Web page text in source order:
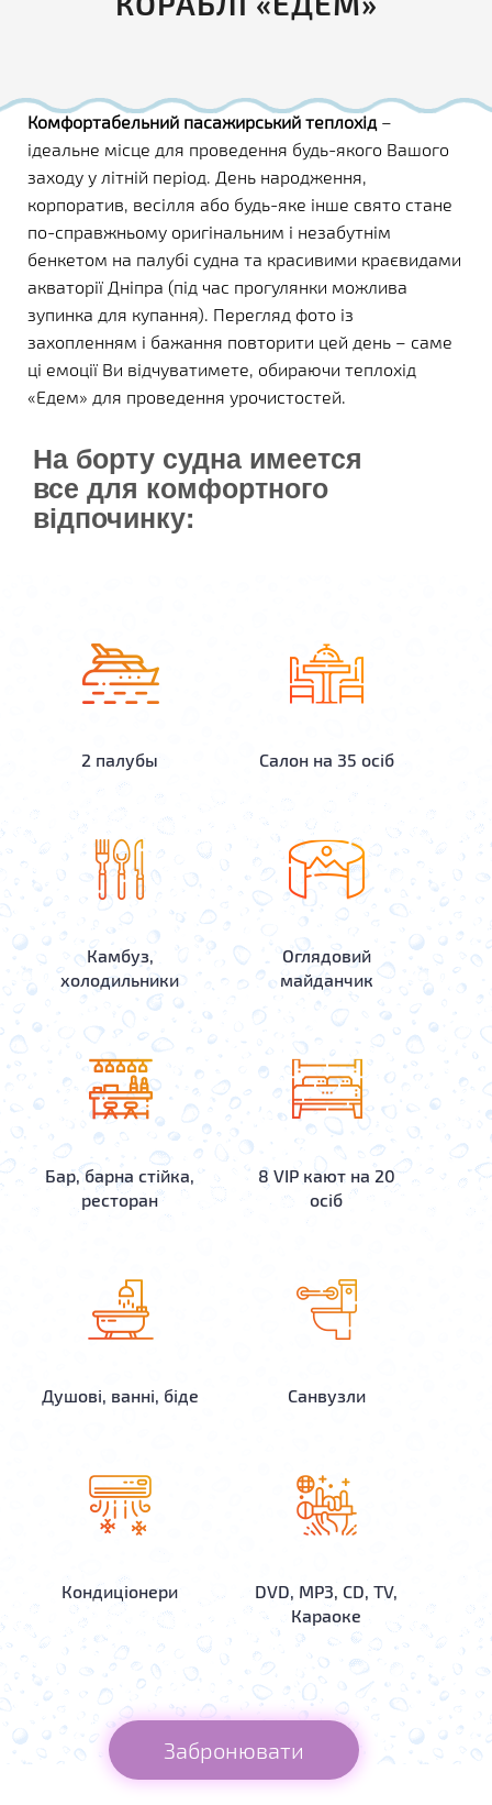
Комфортабельний пасажирський теплохід –
ідеальне місце для проведення будь-якого Вашого
заходу у літній період. День народження,
корпоратив, весілля або будь-яке інше свято стане
по-справжньому оригінальним і незабутнім
бенкетом на палубі судна та красивими краєвидами
акваторії Дніпра (під час прогулянки можлива
зупинка для купання). Перегляд фото із
захопленням і бажання повторити цей день – саме
ці емоції Ви відчуватимете, обираючи теплохід
«Едем» для проведення урочистостей.
На борту судна имеется
все для комфортного
відпочинку:
2 палубы Салон на 35 осіб
Камбуз,
холодильники
Оглядовий
майданчик
Бар, барна стійка,
ресторан
8 VIP кают на 20
осіб
Душові, ванні, біде Санвузли
Кондиціонери
DVD, МР3, СD, TV,
Караоке
Забронювати